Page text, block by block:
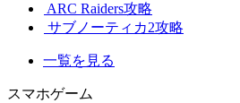
ARC Raiders攻略
サブノーティカ2攻略
一覧を見る
スマホゲーム